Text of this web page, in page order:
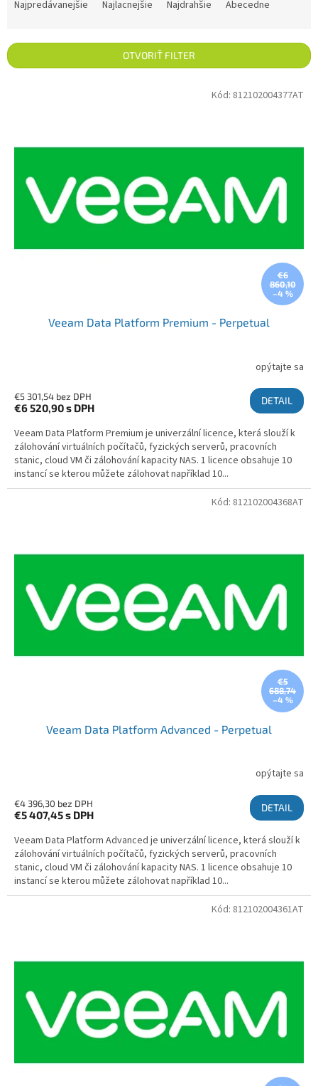
Najpredávanejšie Najlacnejšie Najdrahšie Abecedne
OTVORIŤ FILTER
€6
860,10
–4 %
Veeam Data Platform Premium - Perpetual
opýtajte sa
€5 301,54 bez DPH
€6 520,90s DPH
DETAIL
Veeam Data Platform Premium je univerzální licence, která slouží k
zálohování virtuálních počítačů, fyzických serverů, pracovních
stanic, cloud VM či zálohování kapacity NAS. 1 licence obsahuje 10
instancí se kterou můžete zálohovat například 10...
Kód: 812102004377AT
€5
688,74
–4 %
Veeam Data Platform Advanced - Perpetual
opýtajte sa
€4 396,30 bez DPH
€5 407,45s DPH
DETAIL
Veeam Data Platform Advanced je univerzální licence, která slouží k
zálohování virtuálních počítačů, fyzických serverů, pracovních
stanic, cloud VM či zálohování kapacity NAS. 1 licence obsahuje 10
instancí se kterou můžete zálohovat například 10...
Kód: 812102004368AT
Kód: 812102004361AT